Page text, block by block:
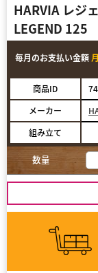
HARVIA レジ
LEGEND 125
毎月のお支払い金額
商品ID
メーカー
組み立て
数量